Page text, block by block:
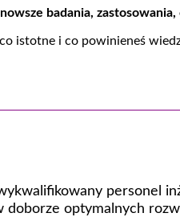
badania,
istotne i co powinieneś
personel
doborze optymalnych